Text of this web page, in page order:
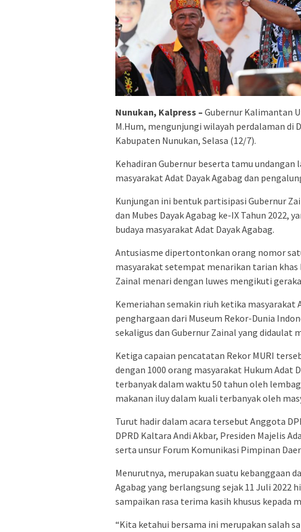
Nunukan, Kalpress – Gubernur Kalimantan
M.Hum, mengunjungi wilayah perdalaman di
Kabupaten Nunukan, Selasa (12/7).
Kehadiran Gubernur beserta tamu
masyarakat Adat Dayak Agabag dan
Kunjungan ini bentuk partisipasi Gubernur
dan Mubes Dayak Agabag ke-IX Tahun 2022,
budaya masyarakat Adat Dayak Agabag.
Antusiasme dipertontonkan orang nomor
masyarakat setempat menarikan tarian khas
Zainal menari dengan luwes mengikuti
Kemeriahan semakin riuh ketika masyarakat
penghargaan dari Museum Rekor-Dunia
sekaligus dan Gubernur Zainal yang didaulat
Ketiga capaian pencatatan Rekor MURI
dengan 1000 orang masyarakat Hukum Adat
terbanyak dalam waktu 50 tahun oleh
makanan iluy dalam kuali terbanyak oleh
Turut hadir dalam acara tersebut Anggota
DPRD Kaltara Andi Akbar, Presiden Majelis
serta unsur Forum Komunikasi Pimpinan
Menurutnya, merupakan suatu kebanggaan
Agabag yang berlangsung sejak 11 Juli 2022
sampaikan rasa terima kasih khusus kepada
“Kita ketahui bersama ini merupakan salah